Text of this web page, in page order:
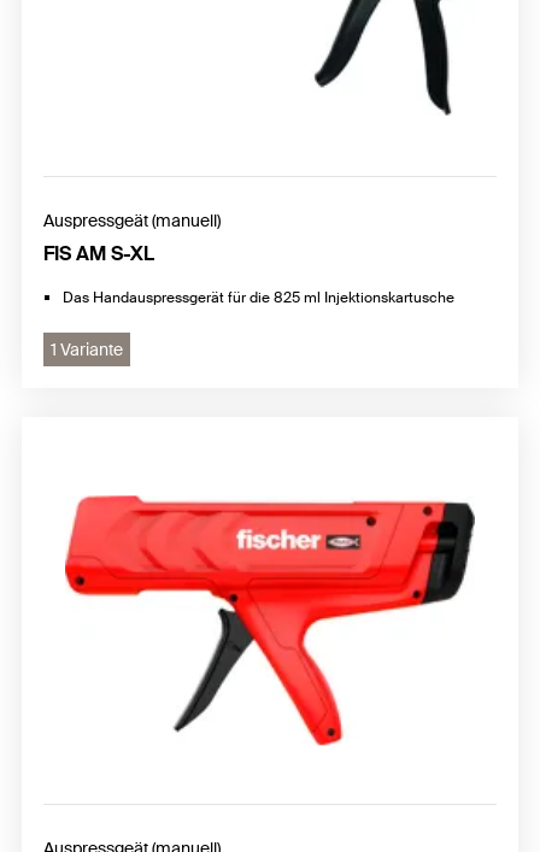
Auspressgeät (manuell)
FIS AM S-XL
Das Handauspressgerät für die 825 ml Injektionskartusche
1 Variante